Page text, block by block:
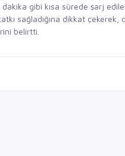
gibi kısa sürede şarj
sağladığına dikkat
belirtti.